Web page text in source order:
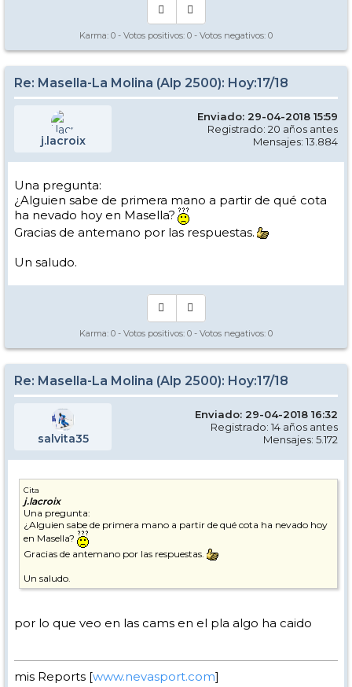
Karma: 0 - Votos positivos: 0 - Votos negativos: 0
Re: Masella-La Molina (Alp 2500): Hoy:17/18
j.lacroix
Enviado: 29-04-2018 15:59
Registrado: 20 años antes
Mensajes: 13.884
Una pregunta:
¿Alguien sabe de primera mano a partir de qué cota
ha nevado hoy en Masella?
Gracias de antemano por las respuestas.
Un saludo.
Karma: 0 - Votos positivos: 0 - Votos negativos: 0
Re: Masella-La Molina (Alp 2500): Hoy:17/18
salvita35
Enviado: 29-04-2018 16:32
Registrado: 14 años antes
Mensajes: 5.172
Cita
j.lacroix
Una pregunta:
¿Alguien sabe de primera mano a partir de qué cota ha nevado hoy
en Masella?
Gracias de antemano por las respuestas.
Un saludo.
por lo que veo en las cams en el pla algo ha caido
mis Reports [www.nevasport.com]